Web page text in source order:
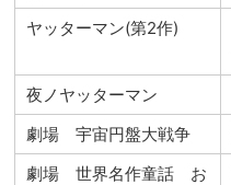
ヤッターマン(第2作)
夜ノヤッターマン
劇場 宇宙円盤大戦争
劇場 世界名作童話 お